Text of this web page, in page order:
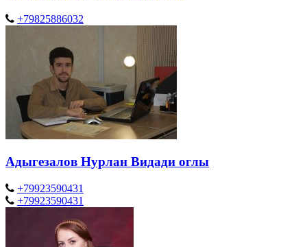
+79825886032
Адыгезалов Нурлан Видади оглы
+79923590431
+79923590431